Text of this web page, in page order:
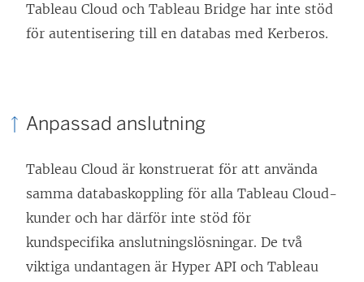
r
)
e
r
n
p
p
n
a
s
Tableau Cloud och Tableau Bridge har inte stöd
för autentisering till en databas med Kerberos.
Anpassad anslutning
Tableau Cloud är konstruerat för att använda
samma databaskoppling för alla Tableau Cloud-
kunder och har därför inte stöd för
kundspecifika anslutningslösningar. De två
viktiga undantagen är Hyper API och Tableau